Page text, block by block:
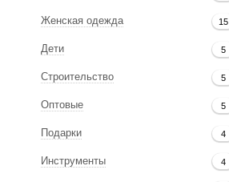
Женская одежда 15
Дети 5
Строительство 5
Оптовые 5
Подарки 4
Инструменты 4